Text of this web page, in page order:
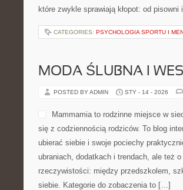
które zwykle sprawiają kłopot: od
CATEGORIES: PSYCHOLOGIA SPORTU I
MODA ŚLUBNA I
POSTED BY ADMIN STY - 14 - 2026
Mammamia to rodzinne miejsce w
się z codziennością rodziców. To blog
ubierać siebie i swoje pociechy
ubraniach, dodatkach i trendach, ale też
rzeczywistości: między przedszkolem,
siebie. Kategorie do zobaczenia to […]